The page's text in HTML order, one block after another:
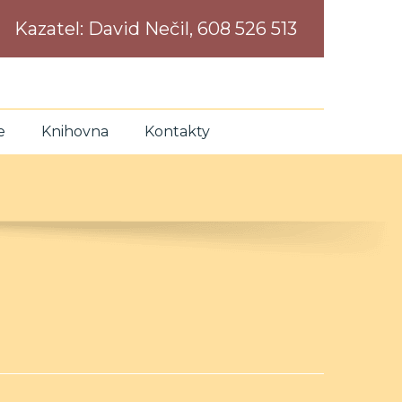
Kazatel: David Nečil, 608 526 513
Knihovna Kontakty